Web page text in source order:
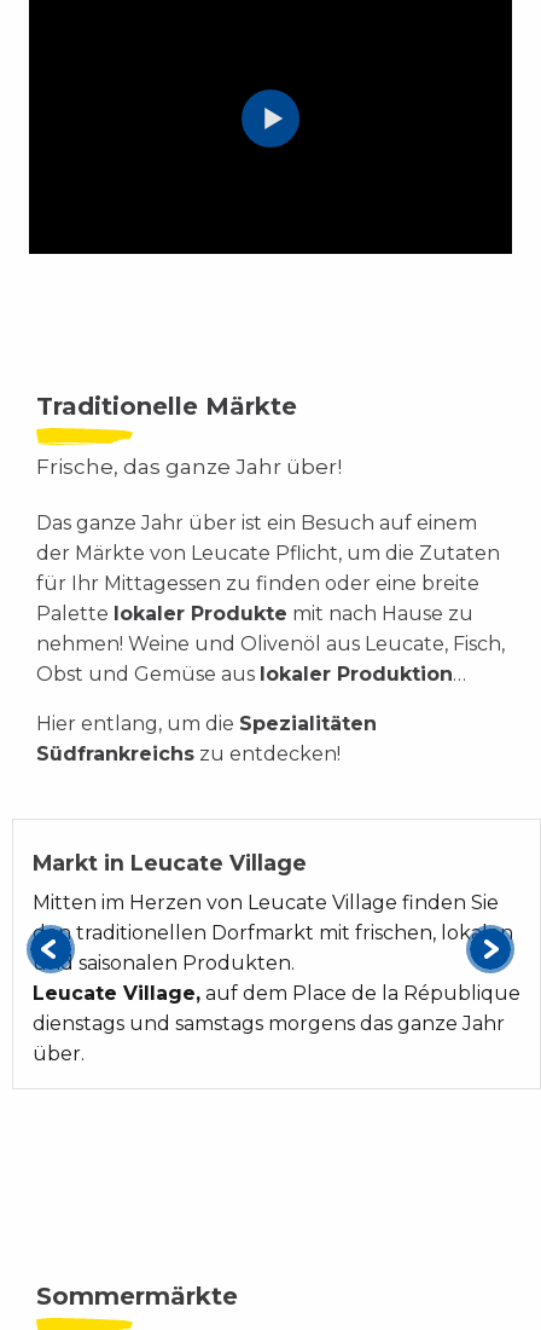
Traditionelle Märkte
Frische, das ganze Jahr über!
Das ganze Jahr über ist ein Besuch auf einem
der Märkte von Leucate Pflicht, um die Zutaten
für Ihr Mittagessen zu finden oder eine breite
Palette lokaler Produkte mit nach Hause zu
nehmen! Weine und Olivenöl aus Leucate, Fisch,
Obst und Gemüse aus lokaler Produktion…
Hier entlang, um die Spezialitäten
Südfrankreichs zu entdecken!
Markt in Leucate Village
Mitten im Herzen von Leucate Village finden Sie
den traditionellen Dorfmarkt mit frischen, lokalen
und saisonalen Produkten.
Leucate Village, auf dem Place de la République
dienstags und samstags morgens das ganze Jahr
über.
Sommermärkte